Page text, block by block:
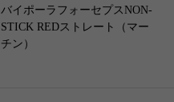
バイポーラフォーセプスNON-
STICK REDストレート（マー
チン）